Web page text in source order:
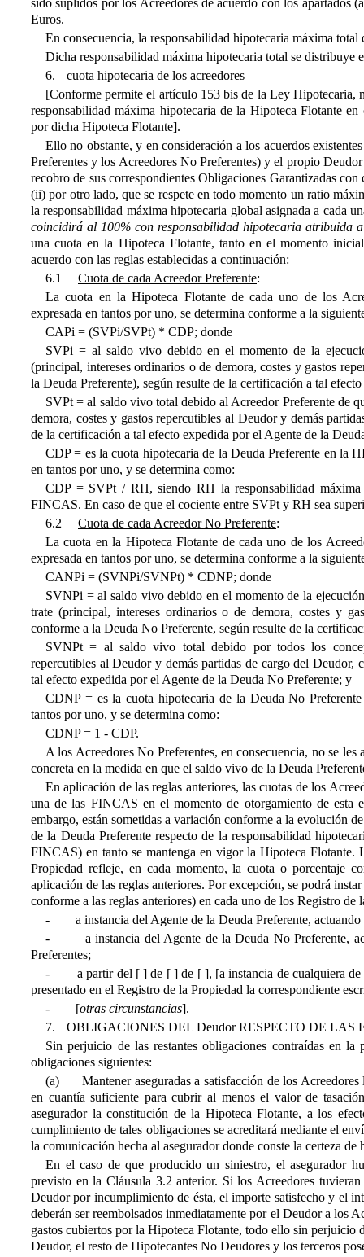
sido suplidos por los Acreedores de acuerdo con los apartados
Euros.
En consecuencia, la responsabilidad hipotecaria máxima
Dicha responsabilidad máxima hipotecaria total se distribuye
6.
cuota hipotecaria de los acreedores
[Conforme permite el artículo 153 bis de la Ley Hipotecaria,
responsabilidad máxima hipotecaria de la Hipoteca Flotante
por dicha Hipoteca Flotante].
Ello no obstante, y en consideración a los acuerdos
Preferentes y los Acreedores No Preferentes) y el propio
recobro de sus correspondientes Obligaciones Garantizadas
(ii) por otro lado, que se respete en todo momento un ratio
la responsabilidad máxima hipotecaria global asignada a cada
coincidirá al 100% con responsabilidad hipotecaria atribuida
una cuota en la Hipoteca Flotante, tanto en el momento
acuerdo con las reglas establecidas a continuación:
6.1 Cuota de cada Acreedor Preferente:
La cuota en la Hipoteca Flotante de cada uno de los
expresada en tantos por uno, se determina conforme a la
CAPi = (SVPi/SVPt) * CDP; donde
SVPi = al saldo vivo debido en el momento de la
(principal, intereses ordinarios o de demora, costes y gastos
la Deuda Preferente), según resulte de la certificación a tal
SVPt = al saldo vivo total debido al Acreedor Preferente de
demora, costes y gastos repercutibles al Deudor y demás
de la certificación a tal efecto expedida por el Agente de la
CDP = es la cuota hipotecaria de la Deuda Preferente en la
en tantos por uno, y se determina como:
CDP = SVPt / RH, siendo RH la responsabilidad
FINCAS. En caso de que el cociente entre SVPt y RH sea
6.2 Cuota de cada Acreedor No Preferente:
La cuota en la Hipoteca Flotante de cada uno de los
expresada en tantos por uno, se determina conforme a la
CANPi = (SVNPi/SVNPt) * CDNP; donde
SVNPi = al saldo vivo debido en el momento de la
trate (principal, intereses ordinarios o de demora, costes y
conforme a la Deuda No Preferente, según resulte de la
SVNPt = al saldo vivo total debido por todos los
repercutibles al Deudor y demás partidas de cargo del
tal efecto expedida por el Agente de la Deuda No Preferente; y
CDNP = es la cuota hipotecaria de la Deuda No
tantos por uno, y se determina como:
CDNP = 1 - CDP.
A los Acreedores No Preferentes, en consecuencia, no se
concreta en la medida en que el saldo vivo de la Deuda
En aplicación de las reglas anteriores, las cuotas de los
una de las FINCAS en el momento de otorgamiento de
embargo, están sometidas a variación conforme a la evolución
de la Deuda Preferente respecto de la responsabilidad
FINCAS) en tanto se mantenga en vigor la Hipoteca Flotante.
Propiedad refleje, en cada momento, la cuota o porcentaje
aplicación de las reglas anteriores. Por excepción, se podrá
conforme a las reglas anteriores) en cada uno de los Registro
- a instancia del Agente de la Deuda Preferente, actuando
- a instancia del Agente de la Deuda No Preferente,
Preferentes;
- a partir del [ ] de [ ] de [ ], [a instancia de cualquiera de
presentado en el Registro de la Propiedad la correspondiente
- [otras circunstancias].
7.
OBLIGACIONES DEL Deudor RESPECTO DE LAS
Sin perjuicio de las restantes obligaciones contraídas en
obligaciones siguientes:
(a)
Mantener aseguradas a satisfacción de los
en cuantía suficiente para cubrir al menos el valor de
asegurador la constitución de la Hipoteca Flotante, a los
cumplimiento de tales obligaciones se acreditará mediante el
la comunicación hecha al asegurador donde conste la certeza de
En el caso de que producido un siniestro, el asegurador
previsto en la Cláusula 3.2anterior. Si los Acreedores
Deudor por incumplimiento de ésta, el importe satisfecho y el
deberán ser reembolsados inmediatamente por el Deudor a los
gastos cubiertos por la Hipoteca Flotante, todo ello sin perjuicio
Deudor, el resto de Hipotecantes No Deudores y los terceros